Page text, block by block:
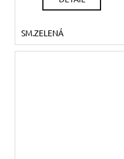
SM.ZELENÁ